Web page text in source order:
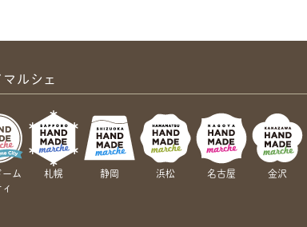
ルシェ
ム
ィ
札幌 静岡 浜松 名古屋 金沢